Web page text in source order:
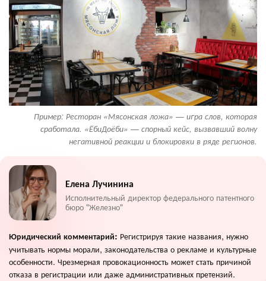
Пример: Ресторан «Мясонская ложа» — игра слов, которая
сработала. «ЁбиДоёби» — спорный кейс, вызвавший волну
негативной реакции и блокировки в ряде регионов.
Елена Лучинина
Исполнительный директор федерального патентного
бюро "Железно"
Юридический комментарий: Регистрируя такие названия, нужно
учитывать нормы морали, законодательства о рекламе и культурные
особенности. Чрезмерная провокационность может стать причиной
отказа в регистрации или даже административных претензий.